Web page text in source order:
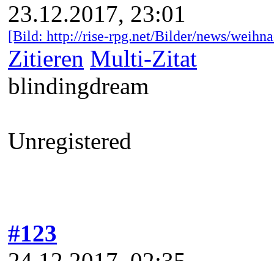
23.12.2017, 23:01
[Bild: http://rise-rpg.net/Bilder/news/
Zitieren Multi-Zitat
blindingdream
Unregistered
#123